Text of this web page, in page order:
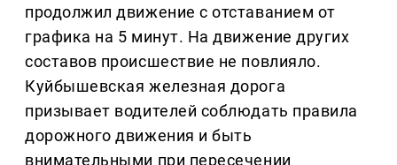
продолжил движение с отставанием от
графика на 5 минут. На движение других
составов происшествие не повлияло.
Куйбышевская железная дорога
призывает водителей соблюдать правила
дорожного движения и быть
внимательными при пересечении